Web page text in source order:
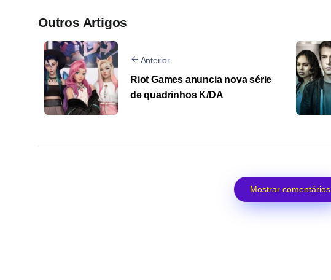
Outros Artigos
Anterior
Riot Games anuncia nova série
de quadrinhos K/DA
Mostrar comentários